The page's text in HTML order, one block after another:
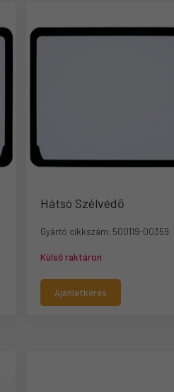
Hátsó Szélvédő
Gyártó cikkszám: 500119-00359
Külső raktáron
Ajánlatkérés